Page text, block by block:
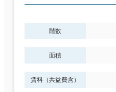
階数
面積
賃料（共益費含）